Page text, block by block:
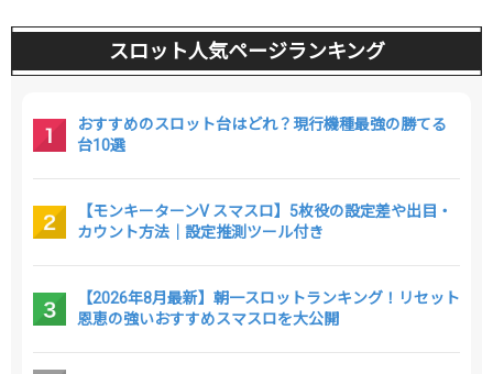
スロット人気ページランキング
おすすめのスロット台はどれ？現行機種最強の勝てる
台10選
【モンキーターンV スマスロ】5枚役の設定差や出目・
カウント方法｜設定推測ツール付き
【2026年8月最新】朝一スロットランキング！リセット
恩恵の強いおすすめスマスロを大公開